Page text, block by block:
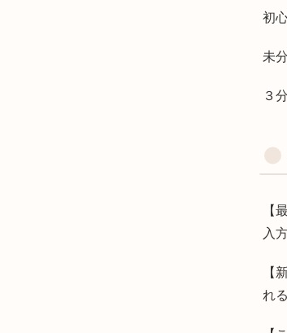
初
未
３
【
入
【
れ